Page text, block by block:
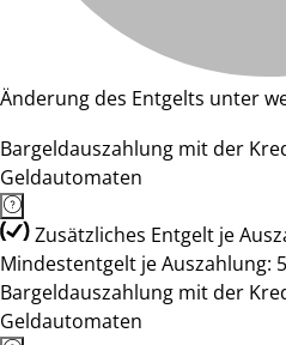
Änderung des Entgelts unter
Bargeldauszahlung mit der
Geldautomaten
Zusätzliches Entgelt je
Mindestentgelt je Auszahlung:
Bargeldauszahlung mit der
Geldautomaten